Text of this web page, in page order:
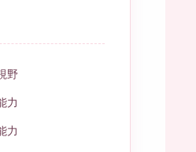
野
力
力